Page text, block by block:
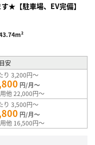
★【駐車場、EV完備】
安
り 3,200円～
円/月～
他 22,000円～
り 3,500円～
円/月～
他 16,500円～